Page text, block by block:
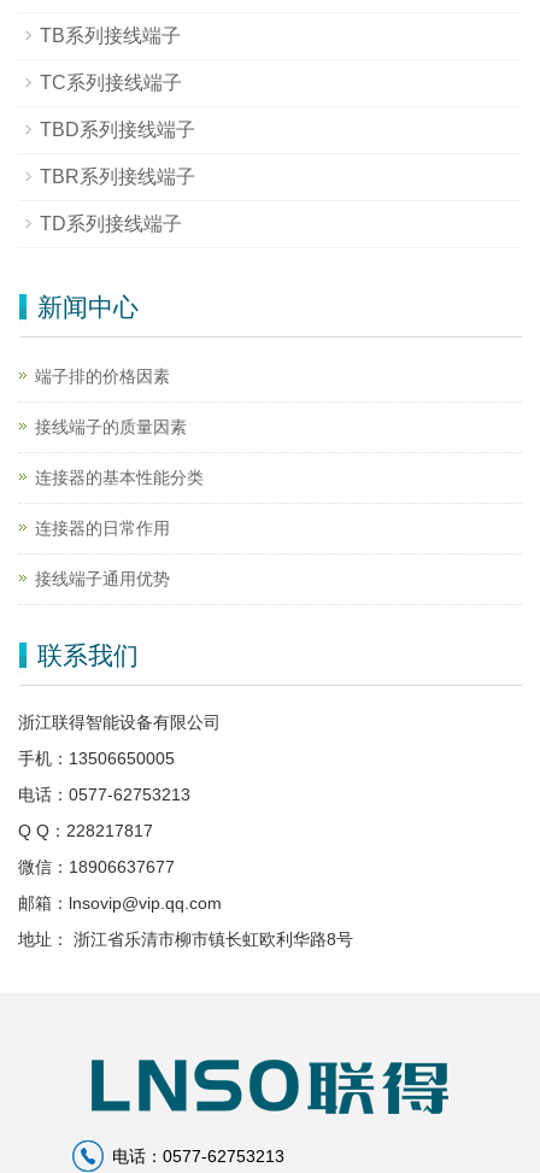
TB系列接线端子
TC系列接线端子
TBD系列接线端子
TBR系列接线端子
TD系列接线端子
新闻中心
端子排的价格因素
接线端子的质量因素
连接器的基本性能分类
连接器的日常作用
接线端子通用优势
联系我们
浙江联得智能设备有限公司
手机：13506650005
电话：0577-62753213
Q Q：228217817
微信：18906637677
邮箱：lnsovip@vip.qq.com
地址： 浙江省乐清市柳市镇长虹欧利华路8号
电话：0577-62753213